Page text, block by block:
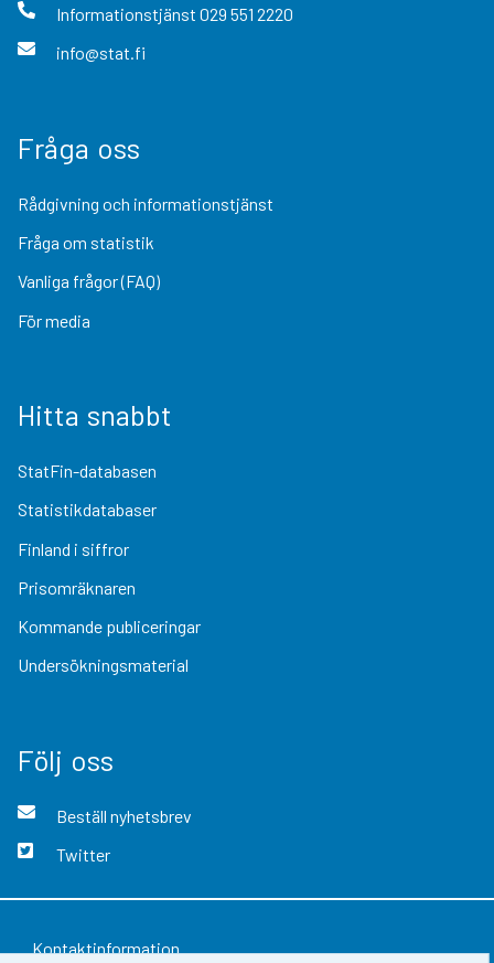
Informationstjänst 029 551 2220
info@stat.fi
Fråga oss
Rådgivning och informationstjänst
Fråga om statistik
Vanliga frågor (FAQ)
För media
Hitta snabbt
StatFin-databasen
Statistikdatabaser
Finland i siffror
Prisomräknaren
Kommande publiceringar
Undersökningsmaterial
Följ oss
Beställ nyhetsbrev
Twitter
Kontaktinformation